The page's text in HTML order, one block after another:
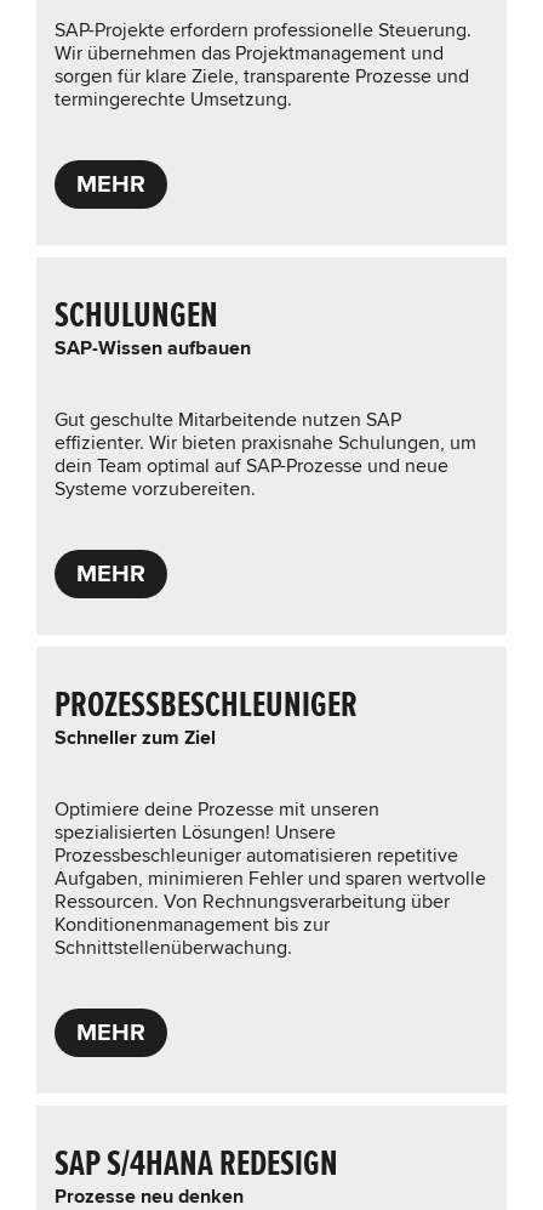
SAP-Projekte erfordern professionelle Steuerung.
Wir übernehmen das Projektmanagement und
sorgen für klare Ziele, transparente Prozesse und
termingerechte Umsetzung.
MEHR
SCHULUNGEN
SAP-Wissen aufbauen
Gut geschulte Mitarbeitende nutzen SAP
effizienter. Wir bieten praxisnahe Schulungen, um
dein Team optimal auf SAP-Prozesse und neue
Systeme vorzubereiten.
MEHR
PROZESSBESCHLEUNIGER
Schneller zum Ziel
Optimiere deine Prozesse mit unseren
spezialisierten Lösungen! Unsere
Prozessbeschleuniger automatisieren repetitive
Aufgaben, minimieren Fehler und sparen wertvolle
Ressourcen. Von Rechnungsverarbeitung über
Konditionenmanagement bis zur
Schnittstellenüberwachung.
MEHR
SAP S/4HANA REDESIGN
Prozesse neu denken